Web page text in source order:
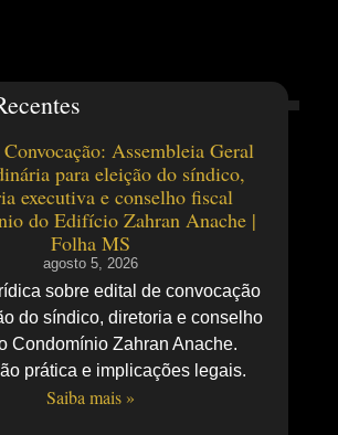
Assembleia Geral
para eleição do síndico,
executiva e conselho fiscal
do Edifício Zahran Anache |
Folha MS
agosto 5, 2026
sobre edital de convocação
do síndico, diretoria e conselho
Condomínio Zahran Anache.
prática e implicações legais.
Saiba mais »